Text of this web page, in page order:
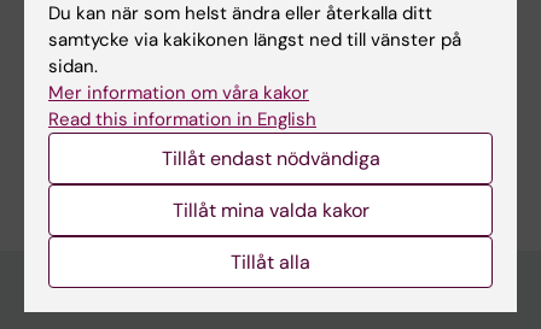
Forskningsområden:
Folkhälsovetenskap, global hälsa och socialmedicin
Är du Yuanyuan Wang?
Redigera din profil
Du kan när som helst ändra eller återkalla ditt
samtycke via kakikonen längst ned till vänster på
sidan.
Mer information om våra kakor
Read this information in English
Tillåt endast nödvändiga
Tillåt mina valda kakor
Tillåt alla